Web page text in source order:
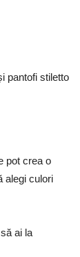
pantofi stiletto
pot crea o
alegi culori
ai la